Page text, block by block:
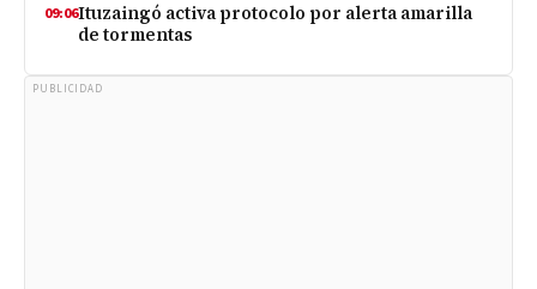
09:06Ituzaingó activa protocolo por alerta amarilla
de tormentas
PUBLICIDAD